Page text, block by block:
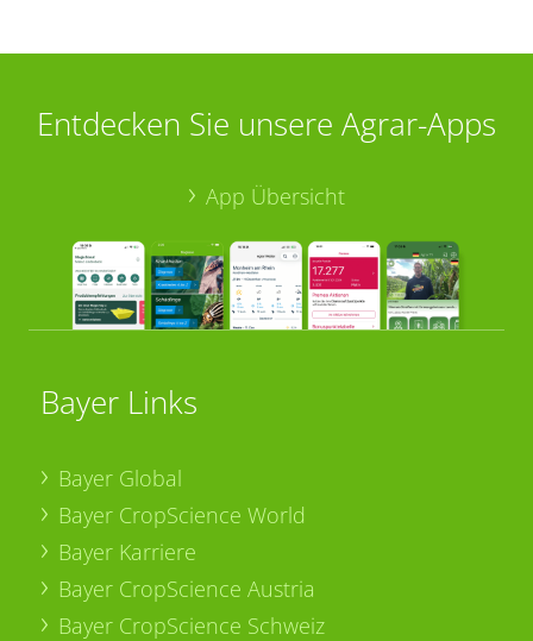
Entdecken Sie unsere Agrar-Apps
App Übersicht
Bayer Links
Bayer Global
Bayer CropScience World
Bayer Karriere
Bayer CropScience Austria
Bayer CropScience Schweiz